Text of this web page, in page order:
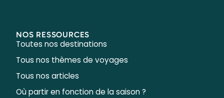
NOS RESSOURCES
Toutes nos destinations
Tous nos thèmes de voyages
Tous nos articles
Où partir en fonction de la saison ?